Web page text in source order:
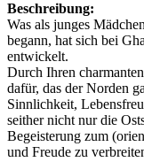
Beschreibung:
Was als junges
begann, hat sich bei
entwickelt.
Durch Ihren
dafür, das der Norden
Sinnlichkeit,
seither nicht nur die
Begeisterung zum
und Freude zu